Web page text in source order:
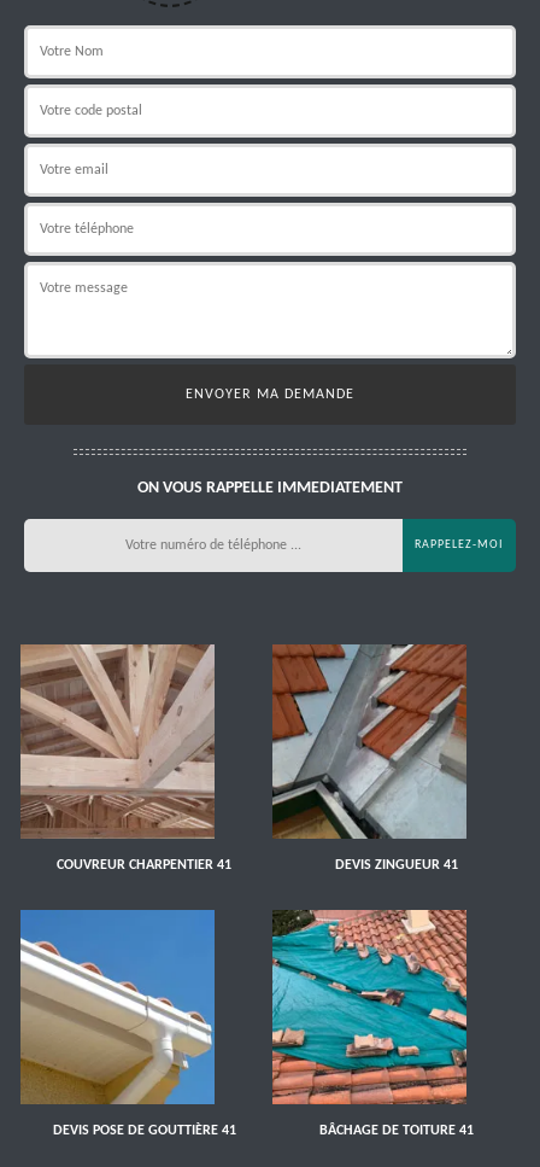
ON VOUS RAPPELLE IMMEDIATEMENT
COUVREUR CHARPENTIER 41 DEVIS ZINGUEUR 41
DEVIS POSE DE GOUTTIÈRE 41 BÂCHAGE DE TOITURE 41